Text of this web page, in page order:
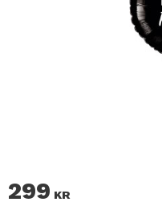
299 KR